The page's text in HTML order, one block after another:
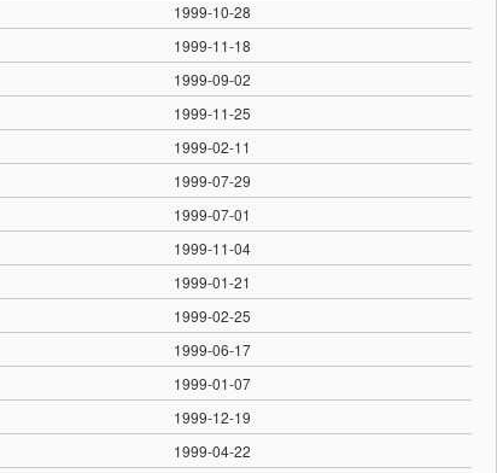
1999-10-28
1999-11-18
1999-09-02
1999-11-25
1999-02-11
1999-07-29
1999-07-01
1999-11-04
1999-01-21
1999-02-25
1999-06-17
1999-01-07
1999-12-19
1999-04-22